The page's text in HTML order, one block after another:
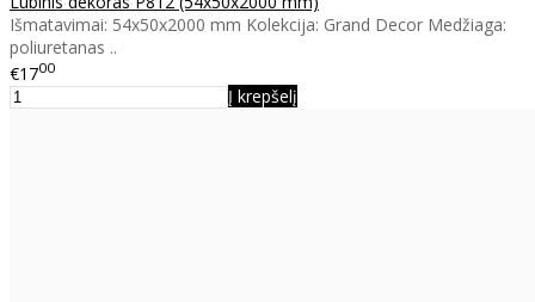
Išmatavimai: 54x50x2000 mm Kolekcija: Grand Decor Medžiaga:
poliuretanas ..
€1700
Į krepšelį